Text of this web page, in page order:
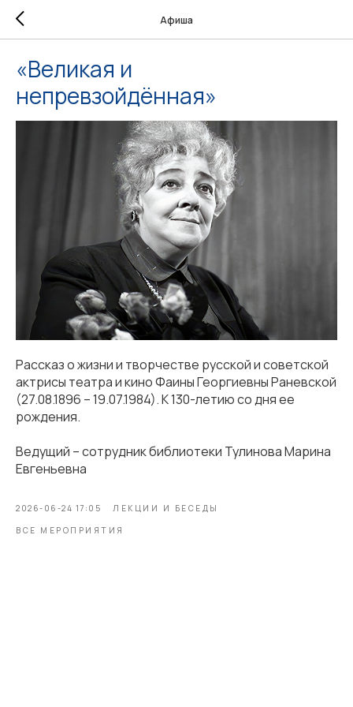
Афиша
«Великая и
непревзойдённая»
Рассказ о жизни и творчестве русской и советской
актрисы театра и кино Фаины Георгиевны Раневской
(27.08.1896 – 19.07.1984). К 130-летию со дня ее
рождения.
Ведущий – сотрудник библиотеки Тулинова Марина
Евгеньевна
2026-06-24 17:05
ЛЕКЦИИ И БЕСЕДЫ
ВСЕ МЕРОПРИЯТИЯ